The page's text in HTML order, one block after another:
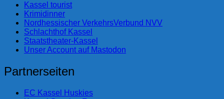
Kassel tourist
Krimidinner
Nordhessischer VerkehrsVerbund NVV
Schlachthof Kassel
Staatstheater-Kassel
Unser Account auf Mastodon
Partnerseiten
EC Kassel Huskies